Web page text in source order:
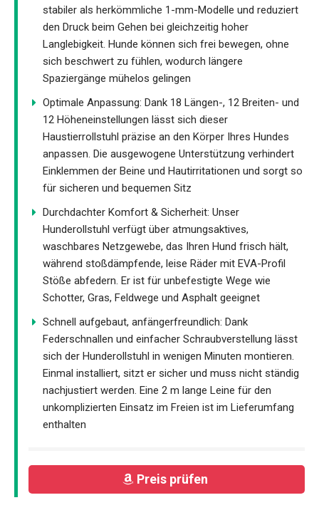
stabiler als herkömmliche 1-mm-Modelle und reduziert
den Druck beim Gehen bei gleichzeitig hoher
Langlebigkeit. Hunde können sich frei bewegen, ohne
sich beschwert zu fühlen, wodurch längere
Spaziergänge mühelos gelingen
Optimale Anpassung: Dank 18 Längen-, 12 Breiten- und
12 Höheneinstellungen lässt sich dieser
Haustierrollstuhl präzise an den Körper Ihres Hundes
anpassen. Die ausgewogene Unterstützung verhindert
Einklemmen der Beine und Hautirritationen und sorgt so
für sicheren und bequemen Sitz
Durchdachter Komfort & Sicherheit: Unser
Hunderollstuhl verfügt über atmungsaktives,
waschbares Netzgewebe, das Ihren Hund frisch hält,
während stoßdämpfende, leise Räder mit EVA-Profil
Stöße abfedern. Er ist für unbefestigte Wege wie
Schotter, Gras, Feldwege und Asphalt geeignet
Schnell aufgebaut, anfängerfreundlich: Dank
Federschnallen und einfacher Schraubverstellung lässt
sich der Hunderollstuhl in wenigen Minuten montieren.
Einmal installiert, sitzt er sicher und muss nicht ständig
nachjustiert werden. Eine 2 m lange Leine für den
unkomplizierten Einsatz im Freien ist im Lieferumfang
enthalten
Preis prüfen